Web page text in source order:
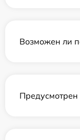
Возможен ли
Предусмотрен